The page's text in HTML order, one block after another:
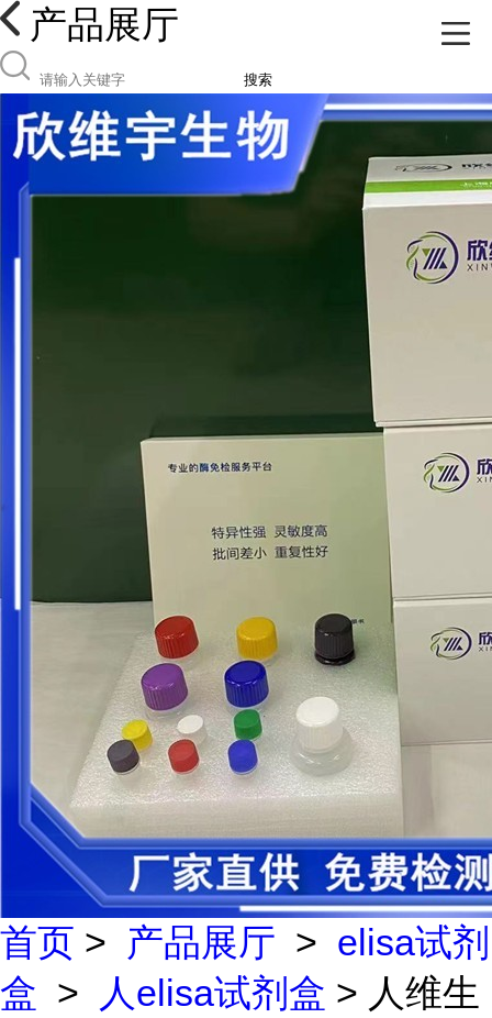
产品展厅
搜索
首页 > 产品展厅 > elisa试剂
盒 > 人elisa试剂盒 > 人维生